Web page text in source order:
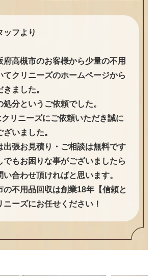
フより
府高槻市のお客様から少量の不用
てクリニーズのホームページから
ました。
処分というご依頼でした。
リニーズにご依頼いただき誠に
いました。
出張お見積り・ご相談は無料です
でもお困りな事がございましたら
い合わせ頂ければと思います。
の不用品回収は創業18年【信頼と
ニーズにお任せください！